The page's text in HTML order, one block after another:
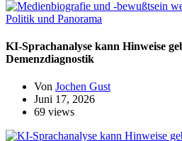
Politik und Panorama
KI-Sprachanalyse kann Hinweise
Demenzdiagnostik
Von Jochen Gust
Juni 17, 2026
69 views